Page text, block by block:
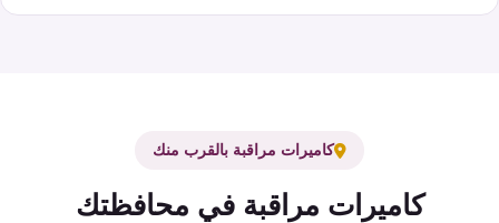
كاميرات مراقبة بالقرب منك
كاميرات مراقبة في محافظتك